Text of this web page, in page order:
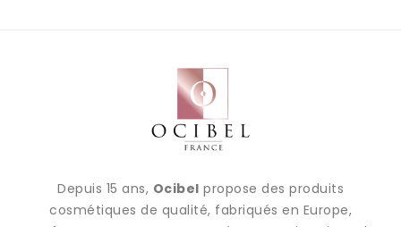
Depuis 15 ans, Ocibel propose des produits
cosmétiques de qualité, fabriqués en Europe,